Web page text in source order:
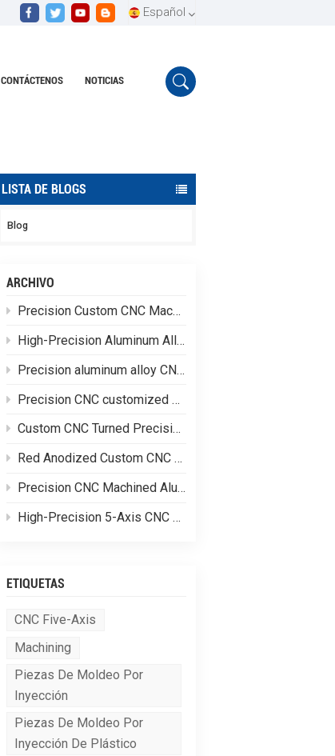
Español
English
CONTÁCTENOS NOTICIAS
LISTA DE BLOGS
Blog
ARCHIVO
Precision Custom CNC Machining of Stainless Steel Flange Shaft Heads
High-Precision Aluminum Alloy CNC Custom Machining
Precision aluminum alloy CNC customized processing of shell parts
Precision CNC customized processing of aluminum alloy parts
Custom CNC Turned Precision Brass Machining Components
Red Anodized Custom CNC Machined Aluminum Structural Components
Precision CNC Machined Aluminum Hydraulic Valve Blocks for Fluid Control Systems
High-Precision 5-Axis CNC Machined Complex Aluminum Alloy Equipment Frames
ETIQUETAS
CNC Five-Axis
Machining
Piezas De Moldeo Por
Inyección
Piezas De Moldeo Por
Inyección De Plástico